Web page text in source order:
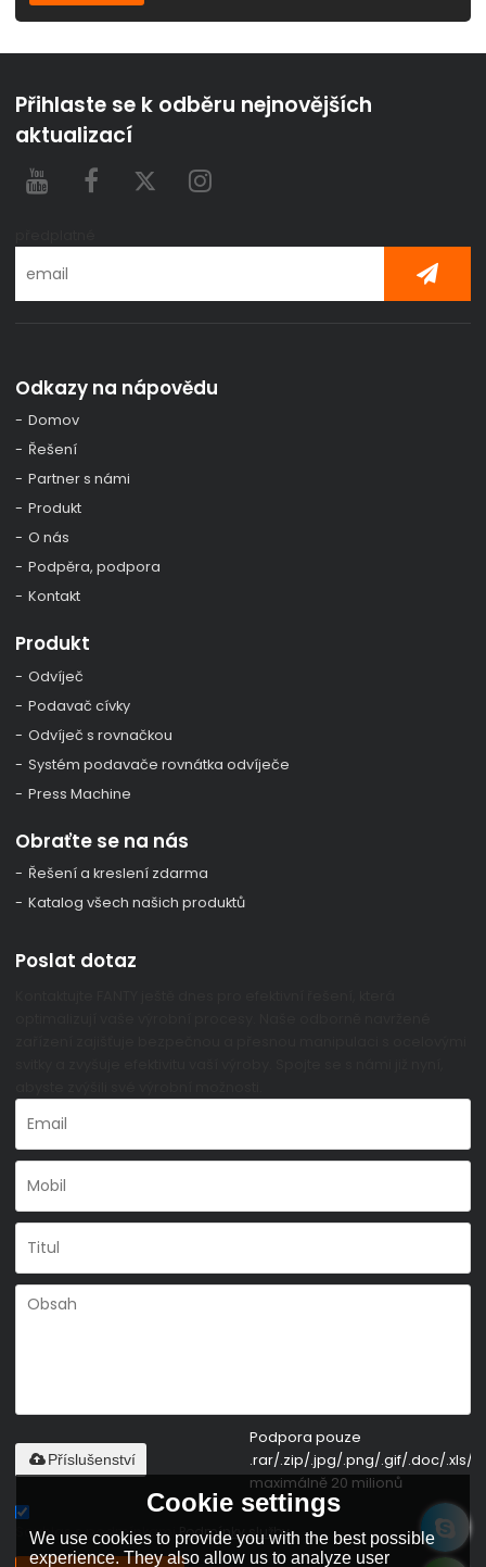
Přihlaste se k odběru nejnovějších
aktualizací
Odkazy na nápovědu
Domov
Řešení
Partner s námi
Produkt
O nás
Podpěra, podpora
Kontakt
Produkt
Odvíječ
Podavač cívky
Odvíječ s rovnačkou
Systém podavače rovnátka odvíječe
Press Machine
Obraťte se na nás
Řešení a kreslení zdarma
Katalog všech našich produktů
Poslat dotaz
Podpora pouze
.rar/.zip/.jpg/.png/.gif/.doc/.xls/
maximálně 20 milionů
Příslušenství
Souhlas s podmínkami,Podmínky služby
Cookie settings
We use cookies to provide you with the best possible
experience. They also allow us to analyze user